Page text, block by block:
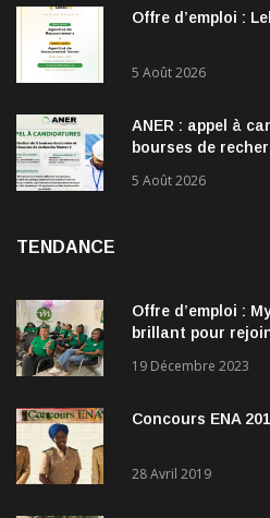
Offre d’emploi :
5 Août 2026
ANER : appel à
bourses de
5 Août 2026
TENDANCE
Offre d’emploi :
brillant pour
19 Décembre 2023
Concours ENA
28 Avril 2019